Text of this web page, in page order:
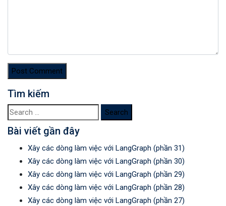
Tìm kiếm
Search
for:
Bài viết gần đây
Xây các dòng làm việc với LangGraph (phần 31)
Xây các dòng làm việc với LangGraph (phần 30)
Xây các dòng làm việc với LangGraph (phần 29)
Xây các dòng làm việc với LangGraph (phần 28)
Xây các dòng làm việc với LangGraph (phần 27)